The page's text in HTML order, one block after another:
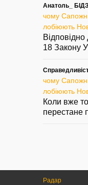
Анатоль_
чому
лобіюють
Відповідно
18 Закону
чому
лобіюють
Коли вже
перестане
Радар